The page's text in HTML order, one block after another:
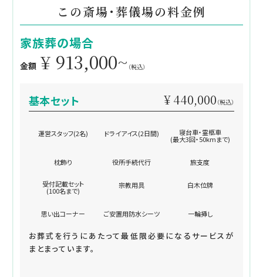
この斎場・葬儀場の料金例
家族葬の場合
金額 ¥ 913,000~ （税込）
基本セット ¥ 440,000 （税込）
運営スタッフ(2名) ドライアイス(2日間) 寝台車・霊柩車
(最大3回・50kmまで)
枕飾り 役所手続代行 旅支度
受付記載セット
(100名まで)
宗教用具 白木位牌
思い出コーナー ご安置用防水シーツ 一輪挿し
お葬式を行うにあたって最低限必要になるサービスが
まとまっています。